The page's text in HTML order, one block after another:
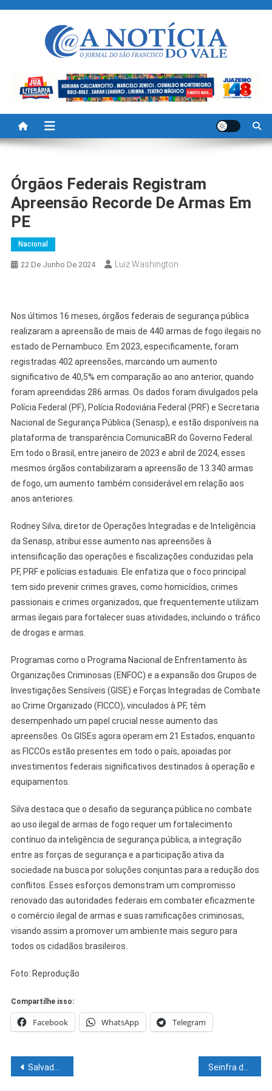
A Noticia Do Vale
Órgãos Federais Registram
Apreensão Recorde De Armas Em
PE
Nacional
22 De Junho De 2024 Luiz Washington
Nos últimos 16 meses, órgãos federais de segurança pública
realizaram a apreensão de mais de 440 armas de fogo ilegais no
estado de Pernambuco. Em 2023, especificamente, foram
registradas 402 apreensões, marcando um aumento
significativo de 40,5% em comparação ao ano anterior, quando
foram apreendidas 286 armas. Os dados foram divulgados pela
Polícia Federal (PF), Polícia Rodoviária Federal (PRF) e Secretaria
Nacional de Segurança Pública (Senasp), e estão disponíveis na
plataforma de transparência ComunicaBR do Governo Federal.
Em todo o Brasil, entre janeiro de 2023 e abril de 2024, esses
mesmos órgãos contabilizaram a apreensão de 13.340 armas
de fogo, um aumento também considerável em relação aos
anos anteriores.
Rodney Silva, diretor de Operações Integradas e de Inteligência
da Senasp, atribui esse aumento nas apreensões à
intensificação das operações e fiscalizações conduzidas pela
PF, PRF e polícias estaduais. Ele enfatiza que o foco principal
tem sido prevenir crimes graves, como homicídios, crimes
passionais e crimes organizados, que frequentemente utilizam
armas ilegais para fortalecer suas atividades, incluindo o tráfico
de drogas e armas.
Programas como o Programa Nacional de Enfrentamento às
Organizações Criminosas (ENFOC) e a expansão dos Grupos de
Investigações Sensíveis (GISE) e Forças Integradas de Combate
ao Crime Organizado (FICCO), vinculados à PF, têm
desempenhado um papel crucial nesse aumento das
apreensões. Os GISEs agora operam em 21 Estados, enquanto
as FICCOs estão presentes em todo o país, apoiadas por
investimentos federais significativos destinados à operação e
equipamentos.
Silva destaca que o desafio da segurança pública no combate
ao uso ilegal de armas de fogo requer um fortalecimento
contínuo da inteligência de segurança pública, a integração
entre as forças de segurança e a participação ativa da
sociedade na busca por soluções conjuntas para a redução dos
conflitos. Esses esforços demonstram um compromisso
renovado das autoridades federais em combater eficazmente
o comércio ilegal de armas e suas ramificações criminosas,
visando assim a promover um ambiente mais seguro para
todos os cidadãos brasileiros.
Foto: Reprodução
Compartilhe isso:
Facebook WhatsApp Telegram
Navegação
Salvador sofre risco de inundações pelo avanço do nível do mar Seinfra de Petrolina orienta a não acender fogueira diretamente sobre o asfalto